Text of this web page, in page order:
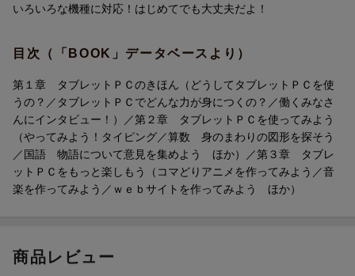
介。完成物はQRコードを読み取るだけで確認でき、お手本として
■タイピングの基本や情報モラルも学べる！
タイピングの基本がわかるページや、「タブレットPCを使うとき
の注意点」や「タブレットPCを効果的に操作する方法」など、子
どもたちがタブレットPCを使うにあたって抱える悩みや疑問に答
える、Q＆Aを収録。
第1章 タブレットPCのきほん
ー タブレットPCが使われるようになった理由や、将来の生活・
仕事にどう役立つのか、などを紹介しています。
第2章 みんなのタブレットPCの使い方
第3章 タブレットPCをもっと楽しもう
ー 音楽やWEBサイト作りなど、タブレットPCでできる、
いろいろな機種に対応！はじめてでも大丈夫だよ！
目次（「BOOK」データベースより）
第１章 タブレットＰＣのきほん（どうしてタブレットＰＣを使
うの？／タブレットＰＣでどんな力が身につくの？／働くみなさ
んにインタビュー！）／第２章 タブレットＰＣを使ってみよう
（やってみよう！タイピング／算数 身のまわりの図形を探そう
／国語 物語について意見を集めよう ほか）／第３章 タブレ
ットＰＣをもっと楽しもう（コマどりアニメを作ってみよう／音
楽を作ってみよう／ｗｅｂサイトを作ってみよう ほか）
商品レビュー